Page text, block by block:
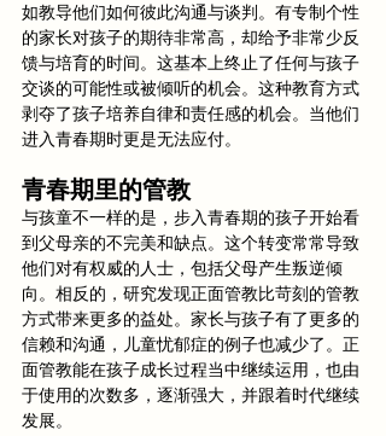
如教导他们如何彼此沟通与谈判。有专制个性
的家长对孩子的期待非常高，却给予非常少反
馈与培育的时间。这基本上终止了任何与孩子
交谈的可能性或被倾听的机会。这种教育方式
剥夺了孩子培养自律和责任感的机会。当他们
进入青春期时更是无法应付。
青春期里的管教
与孩童不一样的是，步入青春期的孩子开始看
到父母亲的不完美和缺点。这个转变常常导致
他们对有权威的人士，包括父母产生叛逆倾
向。相反的，研究发现正面管教比苛刻的管教
方式带来更多的益处。家长与孩子有了更多的
信赖和沟通，儿童忧郁症的例子也减少了。正
面管教能在孩子成长过程当中继续运用，也由
于使用的次数多，逐渐强大，并跟着时代继续
发展。